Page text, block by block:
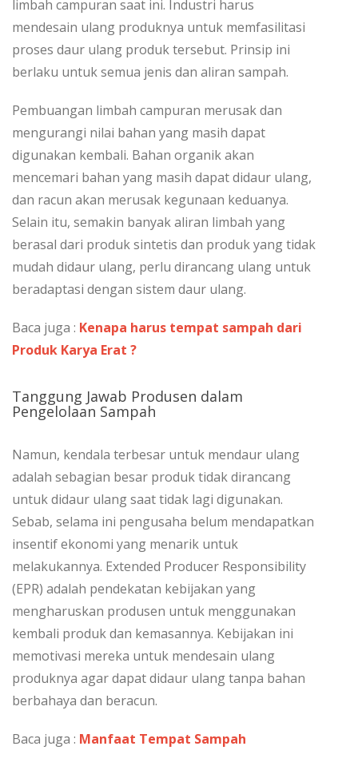
limbah campuran saat ini. Industri harus
mendesain ulang produknya untuk memfasilitasi
proses daur ulang produk tersebut. Prinsip ini
berlaku untuk semua jenis dan aliran sampah.
Pembuangan limbah campuran merusak dan
mengurangi nilai bahan yang masih dapat
digunakan kembali. Bahan organik akan
mencemari bahan yang masih dapat didaur ulang,
dan racun akan merusak kegunaan keduanya.
Selain itu, semakin banyak aliran limbah yang
berasal dari produk sintetis dan produk yang tidak
mudah didaur ulang, perlu dirancang ulang untuk
beradaptasi dengan sistem daur ulang.
Baca juga : Kenapa harus tempat sampah dari
Produk Karya Erat ?
Tanggung Jawab Produsen dalam
Pengelolaan Sampah
Namun, kendala terbesar untuk mendaur ulang
adalah sebagian besar produk tidak dirancang
untuk didaur ulang saat tidak lagi digunakan.
Sebab, selama ini pengusaha belum mendapatkan
insentif ekonomi yang menarik untuk
melakukannya. Extended Producer Responsibility
(EPR) adalah pendekatan kebijakan yang
mengharuskan produsen untuk menggunakan
kembali produk dan kemasannya. Kebijakan ini
memotivasi mereka untuk mendesain ulang
produknya agar dapat didaur ulang tanpa bahan
berbahaya dan beracun.
Baca juga : Manfaat Tempat Sampah